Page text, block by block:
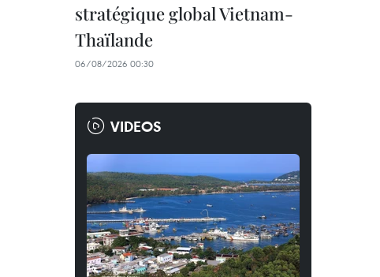
stratégique global Vietnam-
Thaïlande
06/08/2026 00:30
VIDEOS